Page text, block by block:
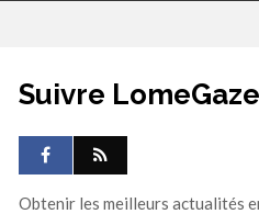
Suivre
Obtenir les meilleurs actualités